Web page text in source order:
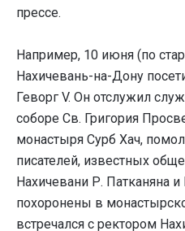
прессе.
Например, 10 июня (по
Нахичевань-на-Дону
Геворг V. Он отслужил
соборе Св. Григория
монастыря Сурб Хач,
писателей, известных
Нахичевани Р. Патканяна
похоронены в
встречался с ректором